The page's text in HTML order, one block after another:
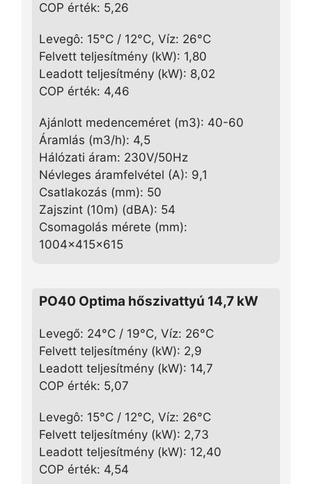
COP érték: 5,26
Levegô: 15°C / 12°C, Víz: 26°C
Felvett teljesítmény (kW): 1,80
Leadott teljesítmény (kW): 8,02
COP érték: 4,46
Ajánlott medenceméret (m3): 40-60
Áramlás (m3/h): 4,5
Hálózati áram: 230V/50Hz
Névleges áramfelvétel (A): 9,1
Csatlakozás (mm): 50
Zajszint (10m) (dBA): 54
Csomagolás mérete (mm):
1004x415x615
PO40 Optima hőszivattyú 14,7 kW
Levegő: 24°C / 19°C, Víz: 26°C
Felvett teljesítmény (kW): 2,9
Leadott teljesítmény (kW): 14,7
COP érték: 5,07
Levegô: 15°C / 12°C, Víz: 26°C
Felvett teljesítmény (kW): 2,73
Leadott teljesítmény (kW): 12,40
COP érték: 4,54